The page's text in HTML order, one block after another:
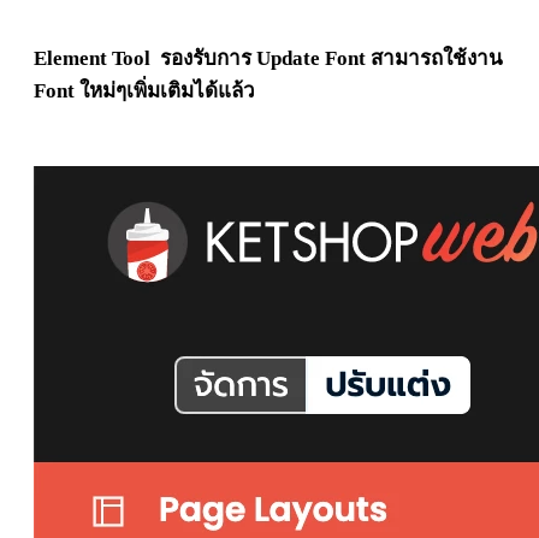
Element Tool รองรับการ Update Font สามารถใช้งาน
Font ใหม่ๆเพิ่มเติมได้แล้ว